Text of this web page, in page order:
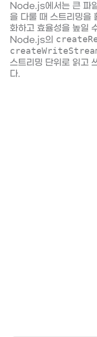
Node.js에서는 큰 파
을 다룰 때 스트리밍을
화하고 효율성을 높일
Node.js의
스트리밍 단위로 읽고
다.